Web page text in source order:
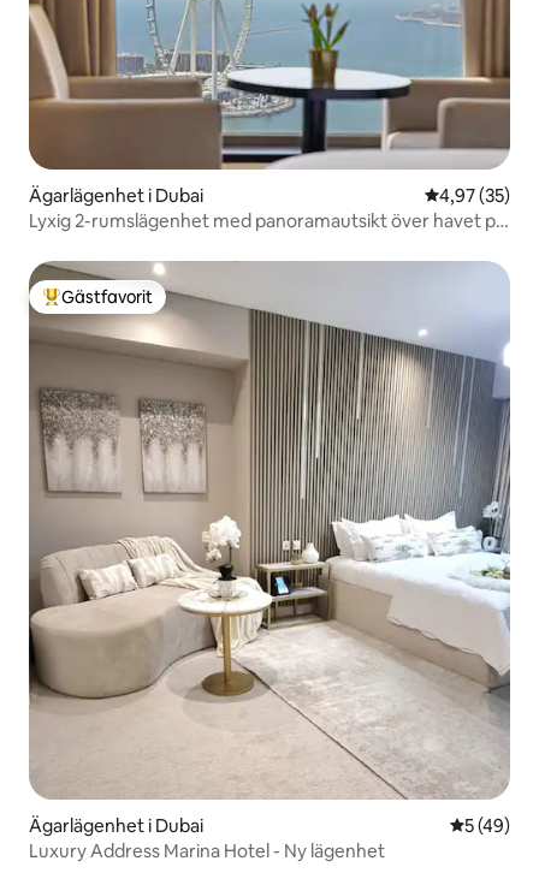
Ägarlägenhet i Dubai 4,97 av 5 i
4,97 (35)
Lyxig 2-rumslägenhet med panoramautsikt över havet på
Populär gästfavorit
Gästfavorit
Ägarlägenhet i Dubai 5 av 5 i
5 (49)
Luxury Address Marina Hotel - Ny lägenhet